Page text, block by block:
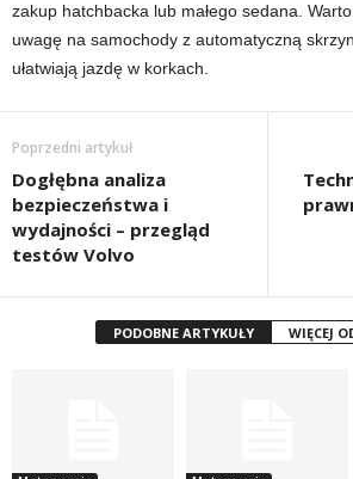
zakup hatchbacka lub małego sedana.
uwagę na samochody z automatyczną
ułatwiają jazdę w korkach.
Poprzedni artykuł
Dogłębna analiza
bezpieczeństwa i
wydajności – przegląd
testów Volvo
PODOBNE ARTYKUŁY WIĘCEJ